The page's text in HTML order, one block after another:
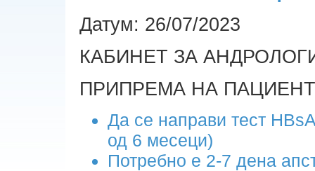
Датум: 26/07/2023
КАБИНЕТ ЗА
ПРИПРЕМА НА
Да се направи тест
од 6 месеци)
Потребно е 2-7 дена